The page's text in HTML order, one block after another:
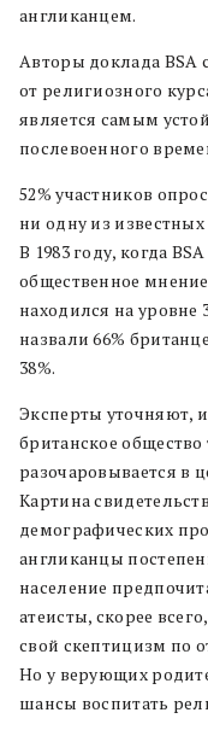
англиканцем.
Авторы доклада BSA
от религиозного
является самым
послевоенного
52% участников
ни одну из
В 1983 году, когда
общественное
находился на уровне
назвали 66%
38%.
Эксперты уточняют,
британское
разочаровывается в
Картина
демографических
англиканцы
население
атеисты, скорее
свой скептицизм по
Но у верующих
шансы воспитать